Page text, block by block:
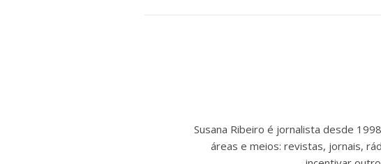
Susana Ribeiro é jornalista desde
áreas e meios: revistas, jornais,